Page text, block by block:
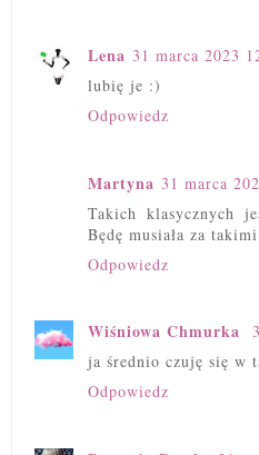
Lena 31 marca 2023
lubię je :)
Odpowiedz
Martyna 31 marca
Takich klasycznych
Będę musiała za
Odpowiedz
Wiśniowa Chmurka
ja średnio czuję się w
Odpowiedz